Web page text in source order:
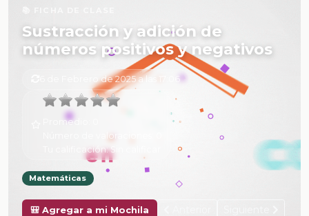
Sustracción y adición de
números positivos y negativos
6 de Febrero de 2025 a las 17:06
Promedio:
Número de valoraciones:
Tu calificación:Sin calificar
Matemáticas
🎒 Agregar a mi Mochila